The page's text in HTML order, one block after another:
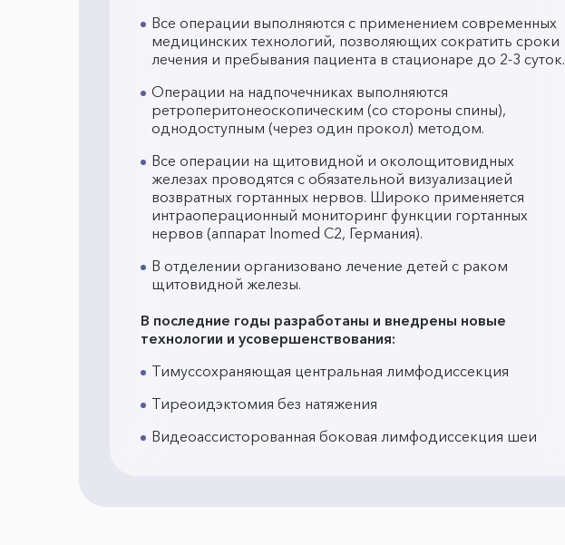
Все операции выполняются с применением современных
медицинских технологий, позволяющих сократить сроки
лечения и пребывания пациента в стационаре до 2-3 суток.
Операции на надпочечниках выполняются
ретроперитонеоскопическим (со стороны спины),
однодоступным (через один прокол) методом.
Все операции на щитовидной и околощитовидных
железах проводятся с обязательной визуализацией
возвратных гортанных нервов. Широко применяется
интраоперационный мониторинг функции гортанных
нервов (аппарат Inomed C2, Германия).
В отделении организовано лечение детей с раком
щитовидной железы.
В последние годы разработаны и внедрены новые
технологии и усовершенствования:
Тимуссохраняющая центральная лимфодиссекция
Тиреоидэктомия без натяжения
Видеоассисторованная боковая лимфодиссекция шеи